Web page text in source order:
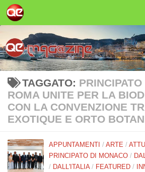
Salta al contenuto
TAGGATO:
ROMA UNITE PER LA
CON LA CONVENZIONE
EXOTIQUE E ORTO
APPUNTAMENTI / ARTE /
PRINCIPATO DI MONACO /
/ DALL'ITALIA/ FEATURED /